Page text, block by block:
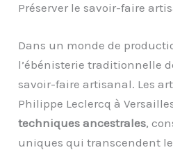
Préserver le savoir-faire
Dans un monde de
l’ébénisterie traditionnelle
savoir-faire artisanal. Les
Philippe Leclercq à
techniques ancestrales,
uniques qui transcendent